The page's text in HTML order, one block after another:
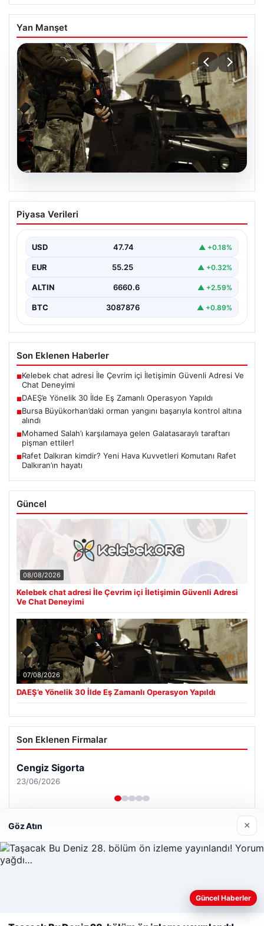
Yan Manşet
07.08.2026
DAEŞ’e Yönelik 30 İlde Eş Zamanlı
Operasyon Yapıldı
bir operasyon düzenlendi. İçişleri Bakanlığı'nın
koordinasyonunda…
Piyasa Verileri
USD 47.74 ▲ +0.18%
EUR 55.25 ▲ +0.32%
ALTIN 6660.6 ▲ +2.59%
BTC 3087876 ▲ +0.89%
Son Eklenen Haberler
■Kelebek chat adresi İle Çevrim içi İletişimin Güvenli Adresi Ve
Chat Deneyimi
■DAEŞ’e Yönelik 30 İlde Eş Zamanlı Operasyon Yapıldı
■Bursa Büyükorhan’daki orman yangını başarıyla kontrol altına
alındı
■Mohamed Salah’ı karşılamaya gelen Galatasaraylı taraftarı
pişman ettiler!
■Rafet Dalkıran kimdir? Yeni Hava Kuvvetleri Komutanı Rafet
Dalkıran’ın hayatı
Güncel
08/08/2026
Kelebek chat adresi İle Çevrim içi İletişimin Güvenli Adresi
Ve Chat Deneyimi
07/08/2026
DAEŞ’e Yönelik 30 İlde Eş Zamanlı Operasyon Yapıldı
Son Eklenen Firmalar
Web sitemizi nasıl kullandığınızı daha iyi anlayabilmek,
kullanıyoruz.
Çerez Politikamız
Göz Atın ×
Güncel Haberler